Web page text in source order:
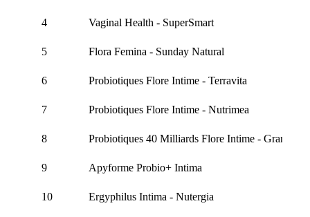
4 Vaginal Health - SuperSmart
5 Flora Femina - Sunday Natural
6 Probiotiques Flore Intime - Terravita
7 Probiotiques Flore Intime - Nutrimea
8 Probiotiques 40 Milliards Flore Intime - Granions
9 Apyforme Probio+ Intima
10 Ergyphilus Intima - Nutergia